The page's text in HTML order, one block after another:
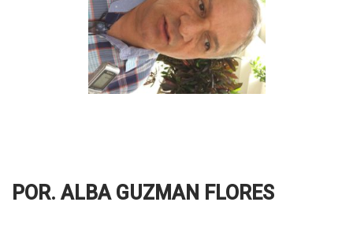
POR. ALBA GUZMAN FLORES